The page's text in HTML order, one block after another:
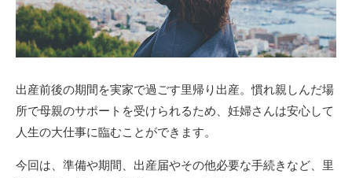
出産前後の期間を実家で過ごす里帰り出産。慣れ親しんだ場
所で母親のサポートを受けられるため、妊婦さんは安心して
人生の大仕事に臨むことができます。
今回は、準備や期間、出産届やその他必要な手続きなど、里